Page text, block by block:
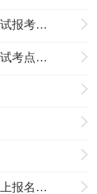
2020年重庆理工大学全国研究生招生考试报考点公告
2019年重庆理工大学硕士研究生招生考试考点公告第二号
2016年重庆理工大学硕士研究生招生网上报名公告